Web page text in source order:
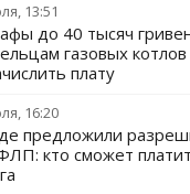
13:51
до 40 тысяч
газовых котлов
плату
16:20
предложили
кто сможет